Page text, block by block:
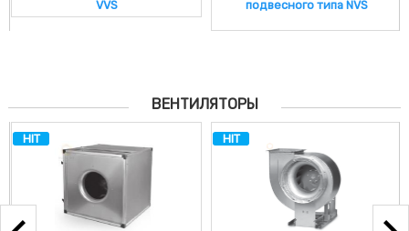
VVS
подвесного типа NVS
ВЕНТИЛЯТОРЫ
HIT HIT